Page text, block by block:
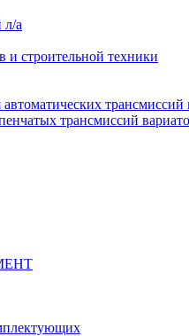
л/а
и строительной техники
трансмиссий